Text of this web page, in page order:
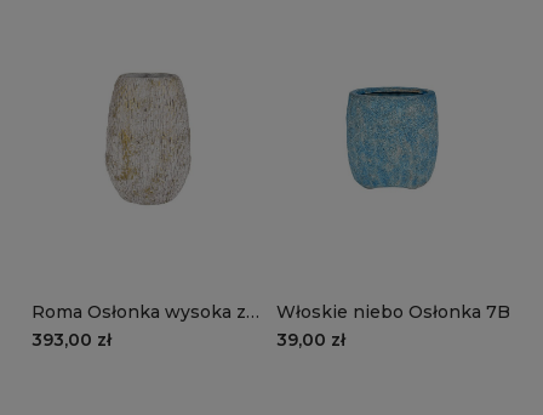
Roma Osłonka wysoka ze
złotymi przetarciami 1A
393,00 zł
Włoskie niebo Osłonka 7B
39,00 zł